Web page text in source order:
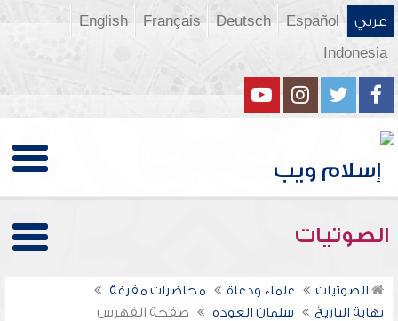
عربي Español
Deutsch
Français
English
Indonesia
الصوتيات
الصوتيات علماء ودعاة
محاضرات مفرغة
نهاية التاريخ
سلمان العودة صفحة الفهرس